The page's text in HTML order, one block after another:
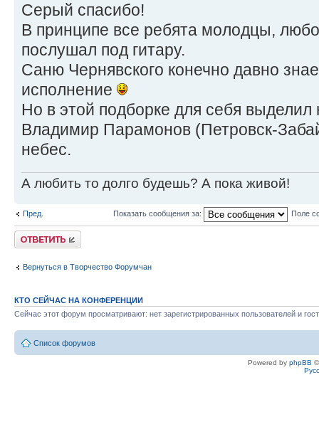
Серый спасибо!
В принципе все ребята молодцы,
послушал под гитару.
Саню Чернявского конечно давно
исполнение
Но в этой подборке для себя выделил
Владимир Парамонов (Петровск-
небес.
А любить то долго будешь? А пока живой!
Пред. Показать сообщения за: Поле
Ответить
Вернуться в Творчество Форумчан
КТО СЕЙЧАС НА КОНФЕРЕНЦИИ
Сейчас этот форум просматривают: нет зарегистрированных пользователей и
Список форумов
Powered by phpBB